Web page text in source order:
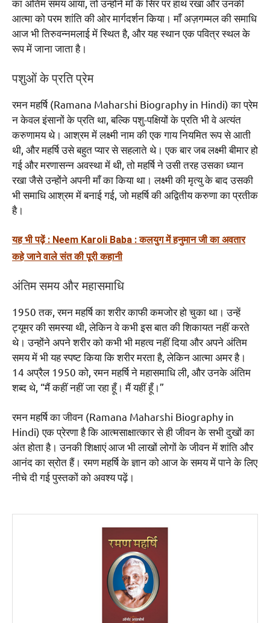
का अंतिम समय आया, तो उन्होंने माँ के सिर पर हाथ रखा और उनकी
आत्मा को परम शांति की ओर मार्गदर्शन किया। माँ अज़गम्मल की समाधि
आज भी तिरुवन्नमलाई में स्थित है, और यह स्थान एक पवित्र स्थल के
रूप में जाना जाता है।
पशुओं के प्रति प्रेम
रमन महर्षि (Ramana Maharshi Biography in Hindi) का प्रेम
न केवल इंसानों के प्रति था, बल्कि पशु-पक्षियों के प्रति भी वे अत्यंत
करुणामय थे। आश्रम में लक्ष्मी नाम की एक गाय नियमित रूप से आती
थी, और महर्षि उसे बहुत प्यार से सहलाते थे। एक बार जब लक्ष्मी बीमार हो
गई और मरणासन्न अवस्था में थी, तो महर्षि ने उसी तरह उसका ध्यान
रखा जैसे उन्होंने अपनी माँ का किया था। लक्ष्मी की मृत्यु के बाद उसकी
भी समाधि आश्रम में बनाई गई, जो महर्षि की अद्वितीय करुणा का प्रतीक
है।
यह भी पढ़ें : Neem Karoli Baba : कलयुग में हनुमान जी का अवतार
कहे जाने वाले संत की पूरी कहानी
अंतिम समय और महासमाधि
1950 तक, रमन महर्षि का शरीर काफी कमजोर हो चुका था। उन्हें
ट्यूमर की समस्या थी, लेकिन वे कभी इस बात की शिकायत नहीं करते
थे। उन्होंने अपने शरीर को कभी भी महत्व नहीं दिया और अपने अंतिम
समय में भी यह स्पष्ट किया कि शरीर मरता है, लेकिन आत्मा अमर है।
14 अप्रैल 1950 को, रमन महर्षि ने महासमाधि ली, और उनके अंतिम
शब्द थे, “मैं कहीं नहीं जा रहा हूँ। मैं यहीं हूँ।”
रमन महर्षि का जीवन (Ramana Maharshi Biography in
Hindi) एक प्रेरणा है कि आत्मसाक्षात्कार से ही जीवन के सभी दुखों का
अंत होता है। उनकी शिक्षाएं आज भी लाखों लोगों के जीवन में शांति और
आनंद का स्रोत हैं। रमण महर्षि के ज्ञान को आज के समय में पाने के लिए
नीचे दी गई पुस्तकों को अवश्य पढ़ें।